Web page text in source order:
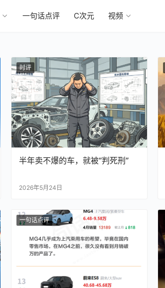
一句话点评 C次元 视频
时评
半年卖不爆的车，就被“判死刑”
2026年5月24日
一句话点评